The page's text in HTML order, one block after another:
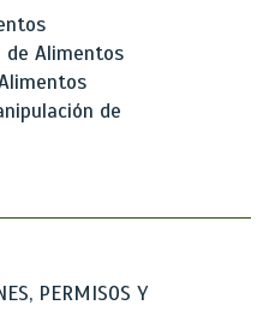
de Alimentos
de
PERMISOS Y